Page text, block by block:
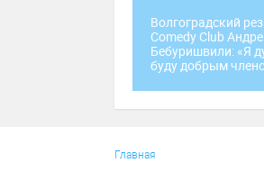
Волгоградский
Comedy Club
Бебуришвили: «Я
буду добрым
Главная